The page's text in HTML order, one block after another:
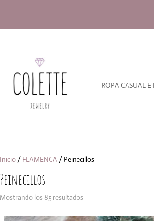
ROPA CASUAL E
Inicio / FLAMENCA / Peinecillos
Peinecillos
Mostrando los 85 resultados